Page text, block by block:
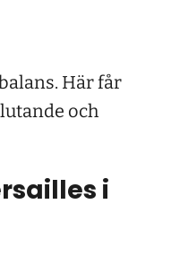
Här får
och
i